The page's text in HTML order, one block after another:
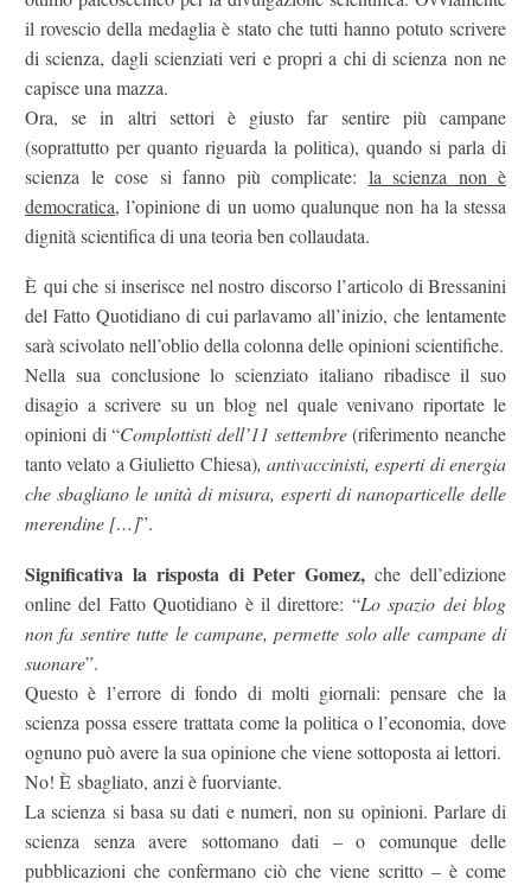
il rovescio della medaglia è stato che tutti hanno potuto scrivere
di scienza, dagli scienziati veri e propri a chi di scienza non ne
capisce una mazza.
Ora, se in altri settori è giusto far sentire più campane
(soprattutto per quanto riguarda la politica), quando si parla di
scienza le cose si fanno più complicate: la scienza non è
democratica, l’opinione di un uomo qualunque non ha la stessa
dignità scientifica di una teoria ben collaudata.
È qui che si inserisce nel nostro discorso l’articolo di Bressanini
del Fatto Quotidiano di cui parlavamo all’inizio, che lentamente
sarà scivolato nell’oblio della colonna delle opinioni scientifiche.
Nella sua conclusione lo scienziato italiano ribadisce il suo
disagio a scrivere su un blog nel quale venivano riportate le
opinioni di “Complottisti dell’11 settembre(riferimento neanche
tanto velato a Giulietto Chiesa), antivaccinisti, esperti di energia
che sbagliano le unità di misura, esperti di nanoparticelle delle
merendine […]”.
Significativa la risposta di Peter Gomez, che dell’edizione
online del Fatto Quotidiano è il direttore: “Lo spazio dei blog
non fa sentire tutte le campane, permette solo alle campane di
suonare”.
Questo è l’errore di fondo di molti giornali: pensare che la
scienza possa essere trattata come la politica o l’economia, dove
ognuno può avere la sua opinione che viene sottoposta ai lettori.
No! È sbagliato, anzi è fuorviante.
La scienza si basa su dati e numeri, non su opinioni. Parlare di
scienza senza avere sottomano dati – o comunque delle
pubblicazioni che confermano ciò che viene scritto – è come